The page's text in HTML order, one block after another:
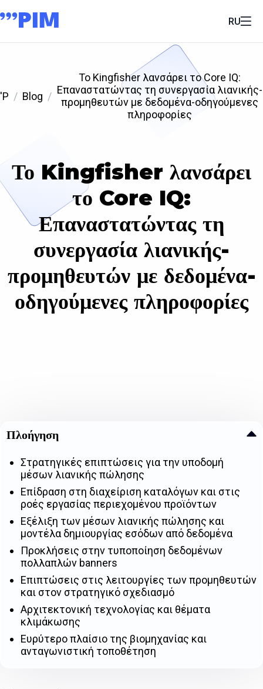
RU
'P Blog
Το Kingfisher λανσάρει το Core IQ:
Επαναστατώντας τη συνεργασία λιανικής-
προμηθευτών με δεδομένα-οδηγούμενες
πληροφορίες
Το Kingfisher λανσάρει
το Core IQ:
Επαναστατώντας τη
συνεργασία λιανικής-
προμηθευτών με δεδομένα-
οδηγούμενες πληροφορίες
Πλοήγηση
Στρατηγικές επιπτώσεις για την υποδομή
μέσων λιανικής πώλησης
Επίδραση στη διαχείριση καταλόγων και στις
ροές εργασίας περιεχομένου προϊόντων
Εξέλιξη των μέσων λιανικής πώλησης και
μοντέλα δημιουργίας εσόδων από δεδομένα
Προκλήσεις στην τυποποίηση δεδομένων
πολλαπλών banners
Επιπτώσεις στις λειτουργίες των προμηθευτών
και στον στρατηγικό σχεδιασμό
Αρχιτεκτονική τεχνολογίας και θέματα
κλιμάκωσης
Ευρύτερο πλαίσιο της βιομηχανίας και
ανταγωνιστική τοποθέτηση